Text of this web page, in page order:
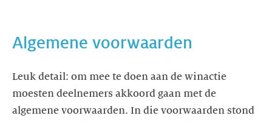
Algemene voorwaarden
Leuk detail: om mee te doen aan de winactie
moesten deelnemers akkoord gaan met de
algemene voorwaarden. In die voorwaarden stond